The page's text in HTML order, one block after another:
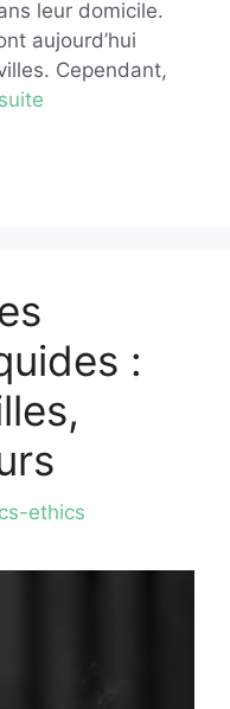
leur domicile.
aujourd’hui
Cependant,
:
ethics